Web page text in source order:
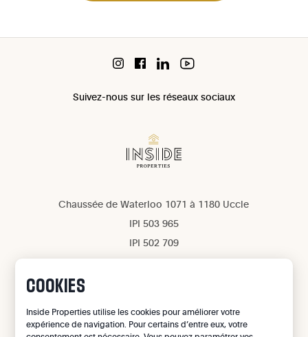
Chaussée de Waterloo 1071 à 1180 Uccle
IPI 503 965
IPI 502 709
Suivez-nous sur les réseaux sociaux
Confidentialité
©2026Inside Properties - All rights reserved
COOKIES
Inside Properties utilise les cookies pour améliorer votre
expérience de navigation. Pour certains d’entre eux, votre